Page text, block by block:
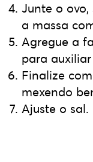
Junte o
a massa
Agregue a
para
Finalize
mexendo
Ajuste o sal.